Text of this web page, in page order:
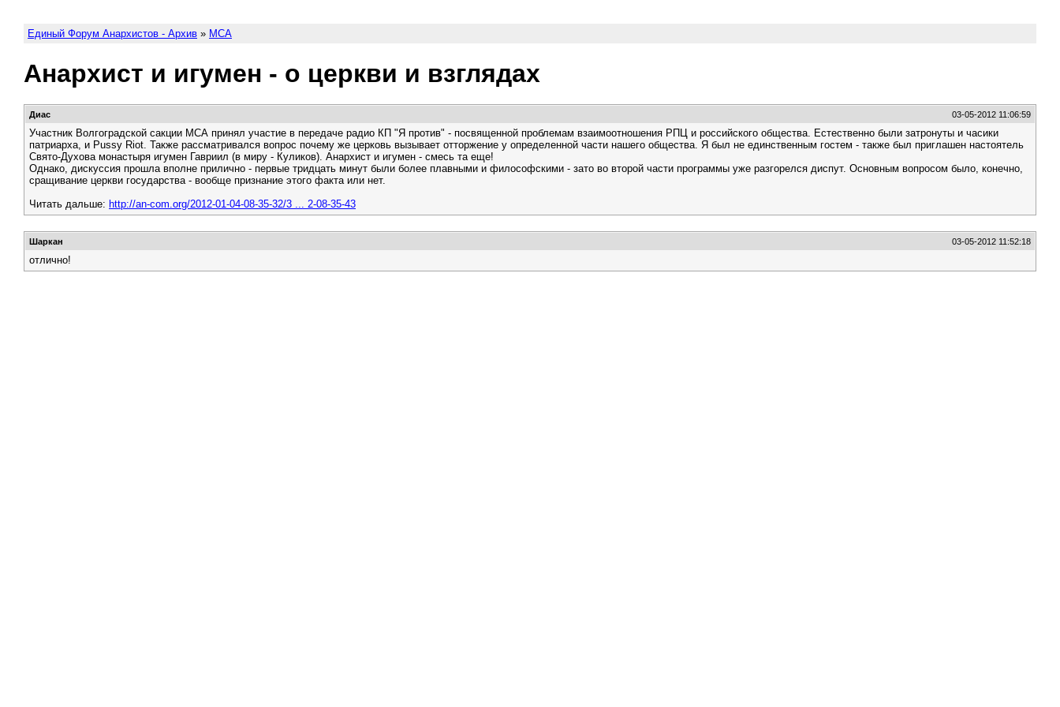
Единый Форум Анархистов - Архив » МСА
Анархист и игумен - о церкви и взглядах
Диас 03-05-2012 11:06:59
Участник Волгоградской сакции МСА принял участие в передаче радио КП "Я против" - посвященной проблемам взаимоотношения РПЦ и российского общества. Естественно были затронуты и часики
патриарха, и Pussy Riot. Также рассматривался вопрос почему же церковь вызывает отторжение у определенной части нашего общества. Я был не единственным гостем - также был приглашен настоятель
Свято-Духова монастыря игумен Гавриил (в миру - Куликов). Анархист и игумен - смесь та еще!
Однако, дискуссия прошла вполне прилично - первые тридцать минут были более плавными и философскими - зато во второй части программы уже разгорелся диспут. Основным вопросом было, конечно,
сращивание церкви государства - вообще признание этого факта или нет.
Читать дальше: http://an-com.org/2012-01-04-08-35-32/3 ... 2-08-35-43
Шаркан 03-05-2012 11:52:18
отлично!